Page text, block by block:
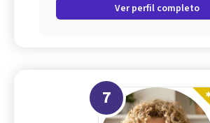
Ver perfil completo
7